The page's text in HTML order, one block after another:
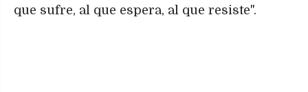
que sufre, al que espera, al que resiste".